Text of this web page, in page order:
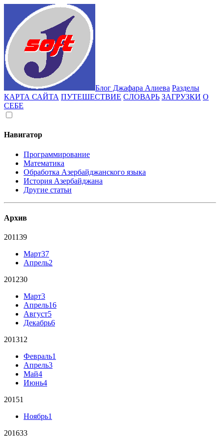
Блог Джафара Алиева Разделы
КАРТА САЙТА ПУТЕШЕСТВИЕ СЛОВАРЬ ЗАГРУЗКИ О
СЕБЕ
Навигатор
Программирование
Математика
Обработка Азербайджанского языка
История Азербайджана
Другие статьи
Архив
201139
Март37
Апрель2
201230
Март3
Апрель16
Август5
Декабрь6
201312
Февраль1
Апрель3
Май4
Июнь4
20151
Ноябрь1
201633